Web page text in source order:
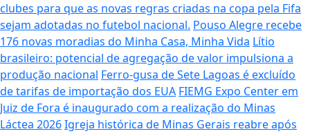
clubes para que as novas regras criadas na copa pela Fifa
sejam adotadas no futebol nacional. Pouso Alegre recebe
176 novas moradias do Minha Casa, Minha Vida Lítio
brasileiro: potencial de agregação de valor impulsiona a
produção nacional Ferro-gusa de Sete Lagoas é excluído
de tarifas de importação dos EUA FIEMG Expo Center em
Juiz de Fora é inaugurado com a realização do Minas
Láctea 2026Igreja histórica de Minas Gerais reabre após